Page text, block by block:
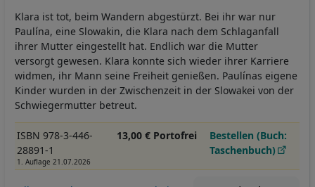
Klara ist tot, beim Wandern abgestürzt. Bei ihr war nur
Paulína, eine Slowakin, die Klara nach dem Schlaganfall
ihrer Mutter eingestellt hat. Endlich war die Mutter
versorgt gewesen. Klara konnte sich wieder ihrer Karriere
widmen, ihr Mann seine Freiheit genießen. Paulínas eigene
Kinder wurden in der Zwischenzeit in der Slowakei von der
Schwiegermutter betreut.
ISBN 978-3-446-
28891-1
1. Auflage 21.07.2026
13,00 € Portofrei
Bestellen (Buch:
Taschenbuch)